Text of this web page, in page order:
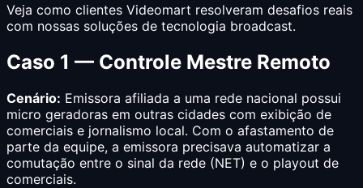
Veja como clientes Videomart resolveram desafios reais
com nossas soluções de tecnologia broadcast.
Caso 1 — Controle Mestre Remoto
Cenário: Emissora afiliada a uma rede nacional possui
micro geradoras em outras cidades com exibição de
comerciais e jornalismo local. Com o afastamento de
parte da equipe, a emissora precisava automatizar a
comutação entre o sinal da rede (NET) e o playout de
comerciais.